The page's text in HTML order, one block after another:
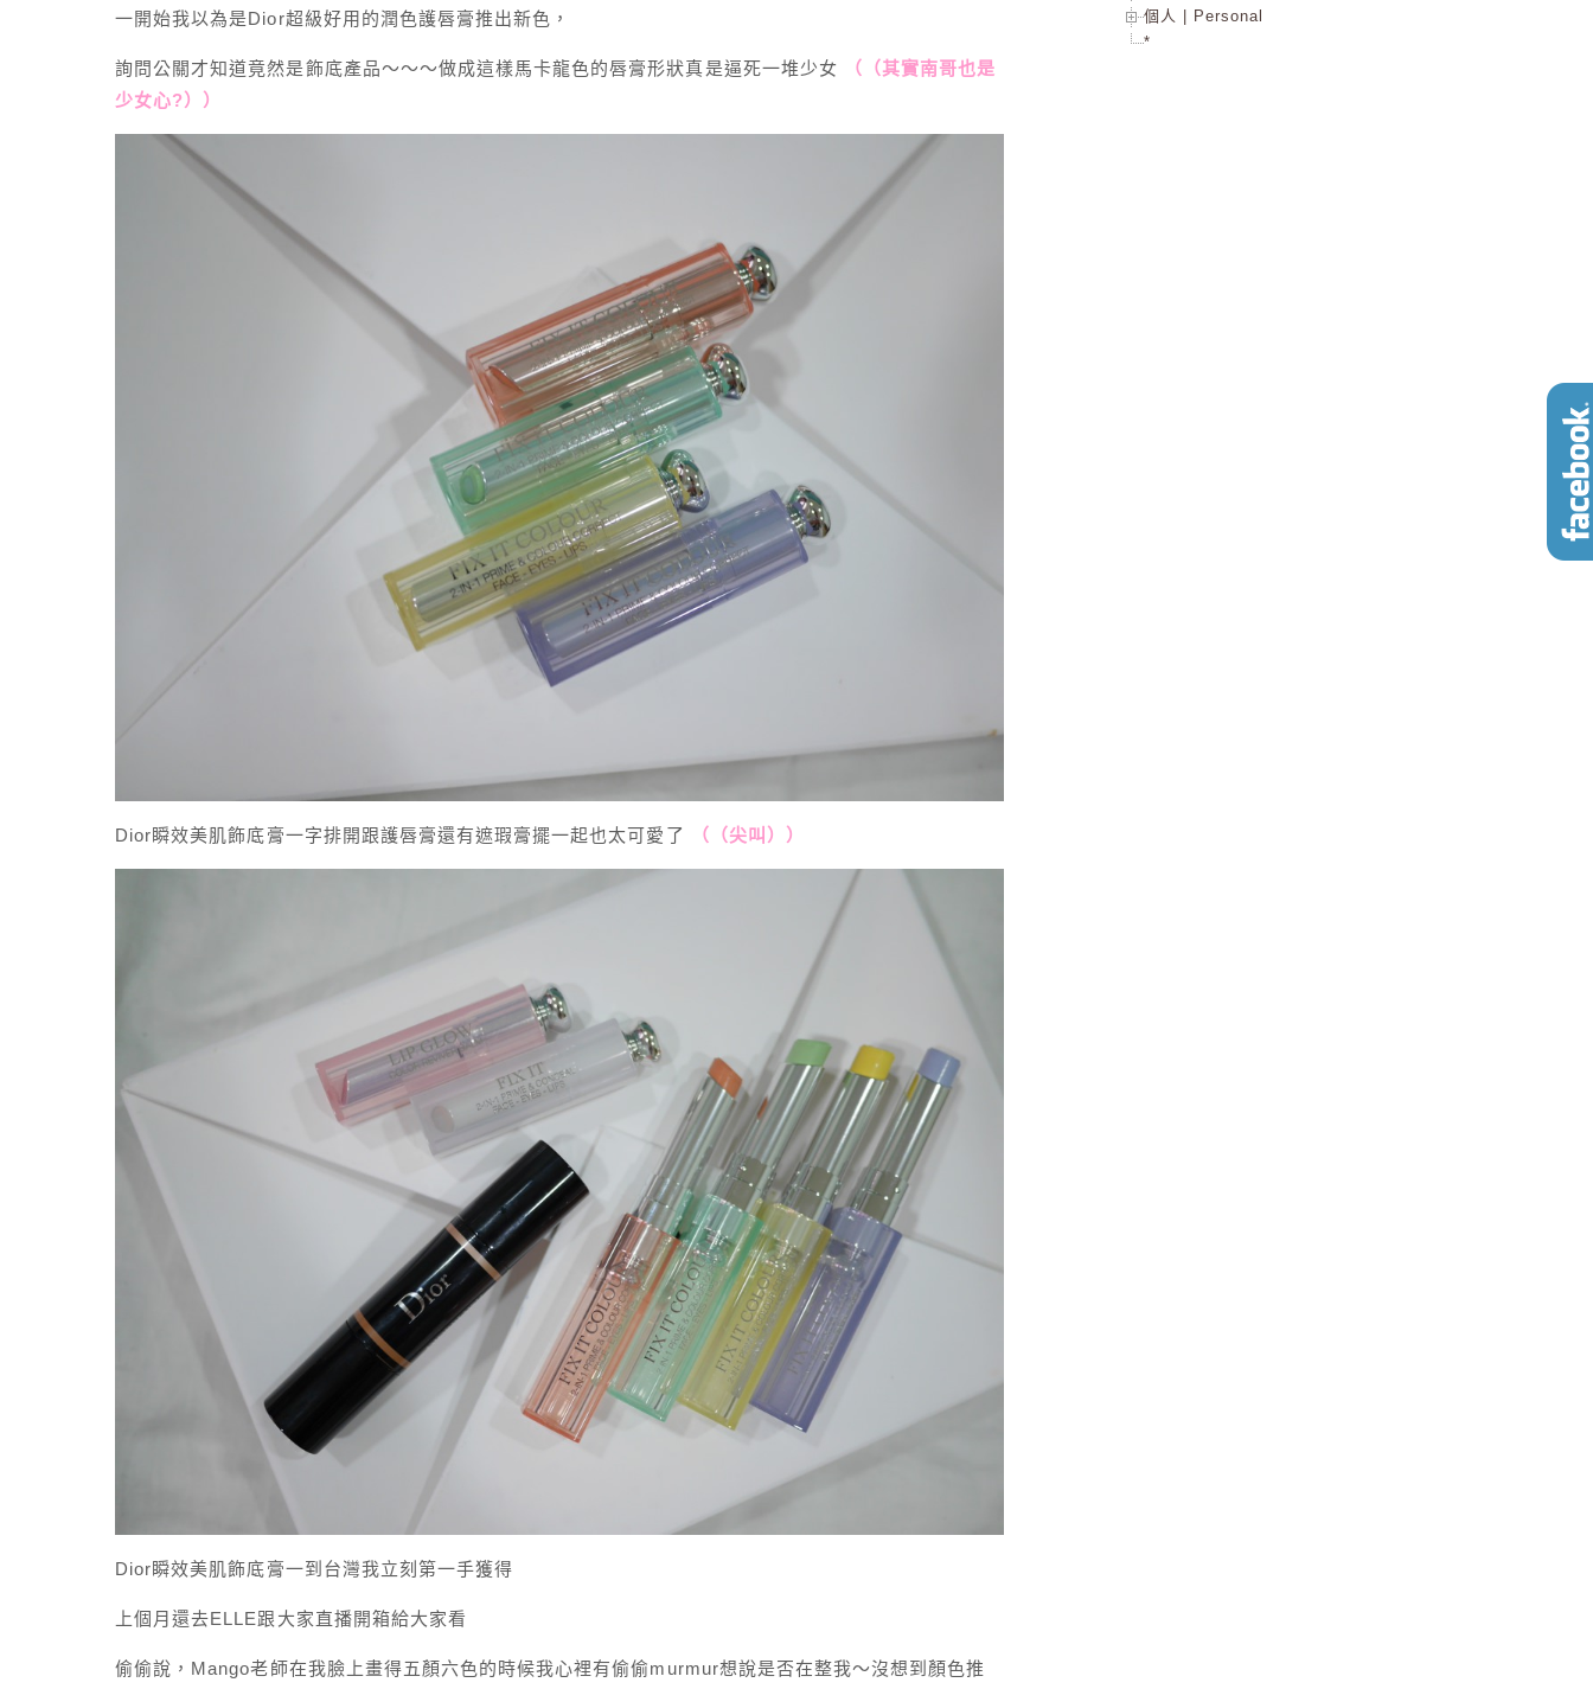
一開始我以為是Dior超級好用的潤色護唇膏推出新色，
詢問公關才知道竟然是飾底產品～～～做成這樣馬卡龍色的唇膏形狀真是逼死一堆少女
（（其實南哥也是
少女心?））
Dior瞬效美肌飾底膏一字排開跟護唇膏還有遮瑕膏擺一起也太可愛了 （（尖叫））
Dior瞬效美肌飾底膏一到台灣我立刻第一手獲得
上個月還去ELLE跟大家直播開箱給大家看
偷偷說，Mango老師在我臉上畫得五顏六色的時候我心裡有偷偷murmur想說是否在整我～沒想到顏色推
個人 | Personal
*